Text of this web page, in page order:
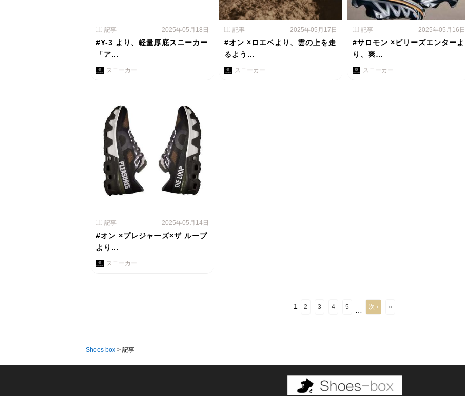
記事 2025年05月18日
#Y-3 より、軽量厚底スニーカー
「ア…
スニーカー
記事 2025年05月17日
#オン ×ロエベより、雲の上を走
るよう…
スニーカー
記事 2025年05月16日
#サロモン ×ビリーズエンターよ
り、爽…
スニーカー
記事 2025年05月14日
#オン ×プレジャーズ×ザ ループ
より…
スニーカー
1 2 3 4 5 次 › »
Shoes box > 記事